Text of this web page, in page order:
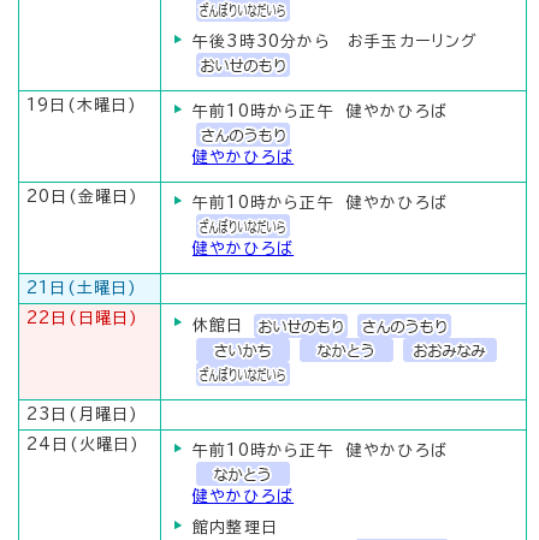
午後3時30分から お手玉カーリング
19日(木曜日) 午前10時から正午 健やかひろば
健やかひろば
20日(金曜日) 午前10時から正午 健やかひろば
健やかひろば
21日(土曜日)
22日(日曜日)
休館日
23日(月曜日)
24日(火曜日)
午前10時から正午 健やかひろば
健やかひろば
館内整理日